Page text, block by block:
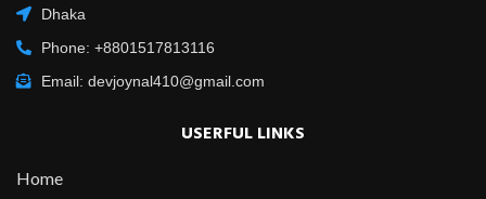
Dhaka
Phone: +8801517813116
Email: devjoynal410@gmail.com
USERFUL LINKS
Home